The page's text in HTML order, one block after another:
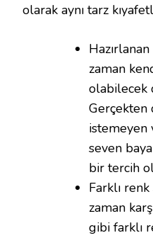
olarak aynı tarz
zaman
olabilecek
Gerçekten
istemeyen
seven
bir tercih
Farklı renk
zaman
gibi farklı